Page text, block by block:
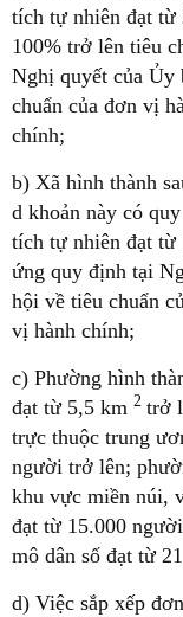
tích tự nhiên đạt từ
100% trở lên tiêu
Nghị quyết của Ủy
chuẩn của đơn vị
chính;
b) Xã hình thành
d khoản này có
tích tự nhiên đạt từ
ứng quy định tại
hội về tiêu chuẩn
vị hành chính;
c) Phường hình
đạt từ 5,5 km 2 trở
trực thuộc trung
người trở lên;
khu vực miền núi,
đạt từ 15.000
mô dân số đạt từ
d) Việc sắp xếp